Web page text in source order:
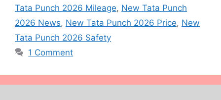
Tata Punch 2026 Mileage, New Tata Punch
2026 News, New Tata Punch 2026 Price, New
Tata Punch 2026 Safety
1 Comment